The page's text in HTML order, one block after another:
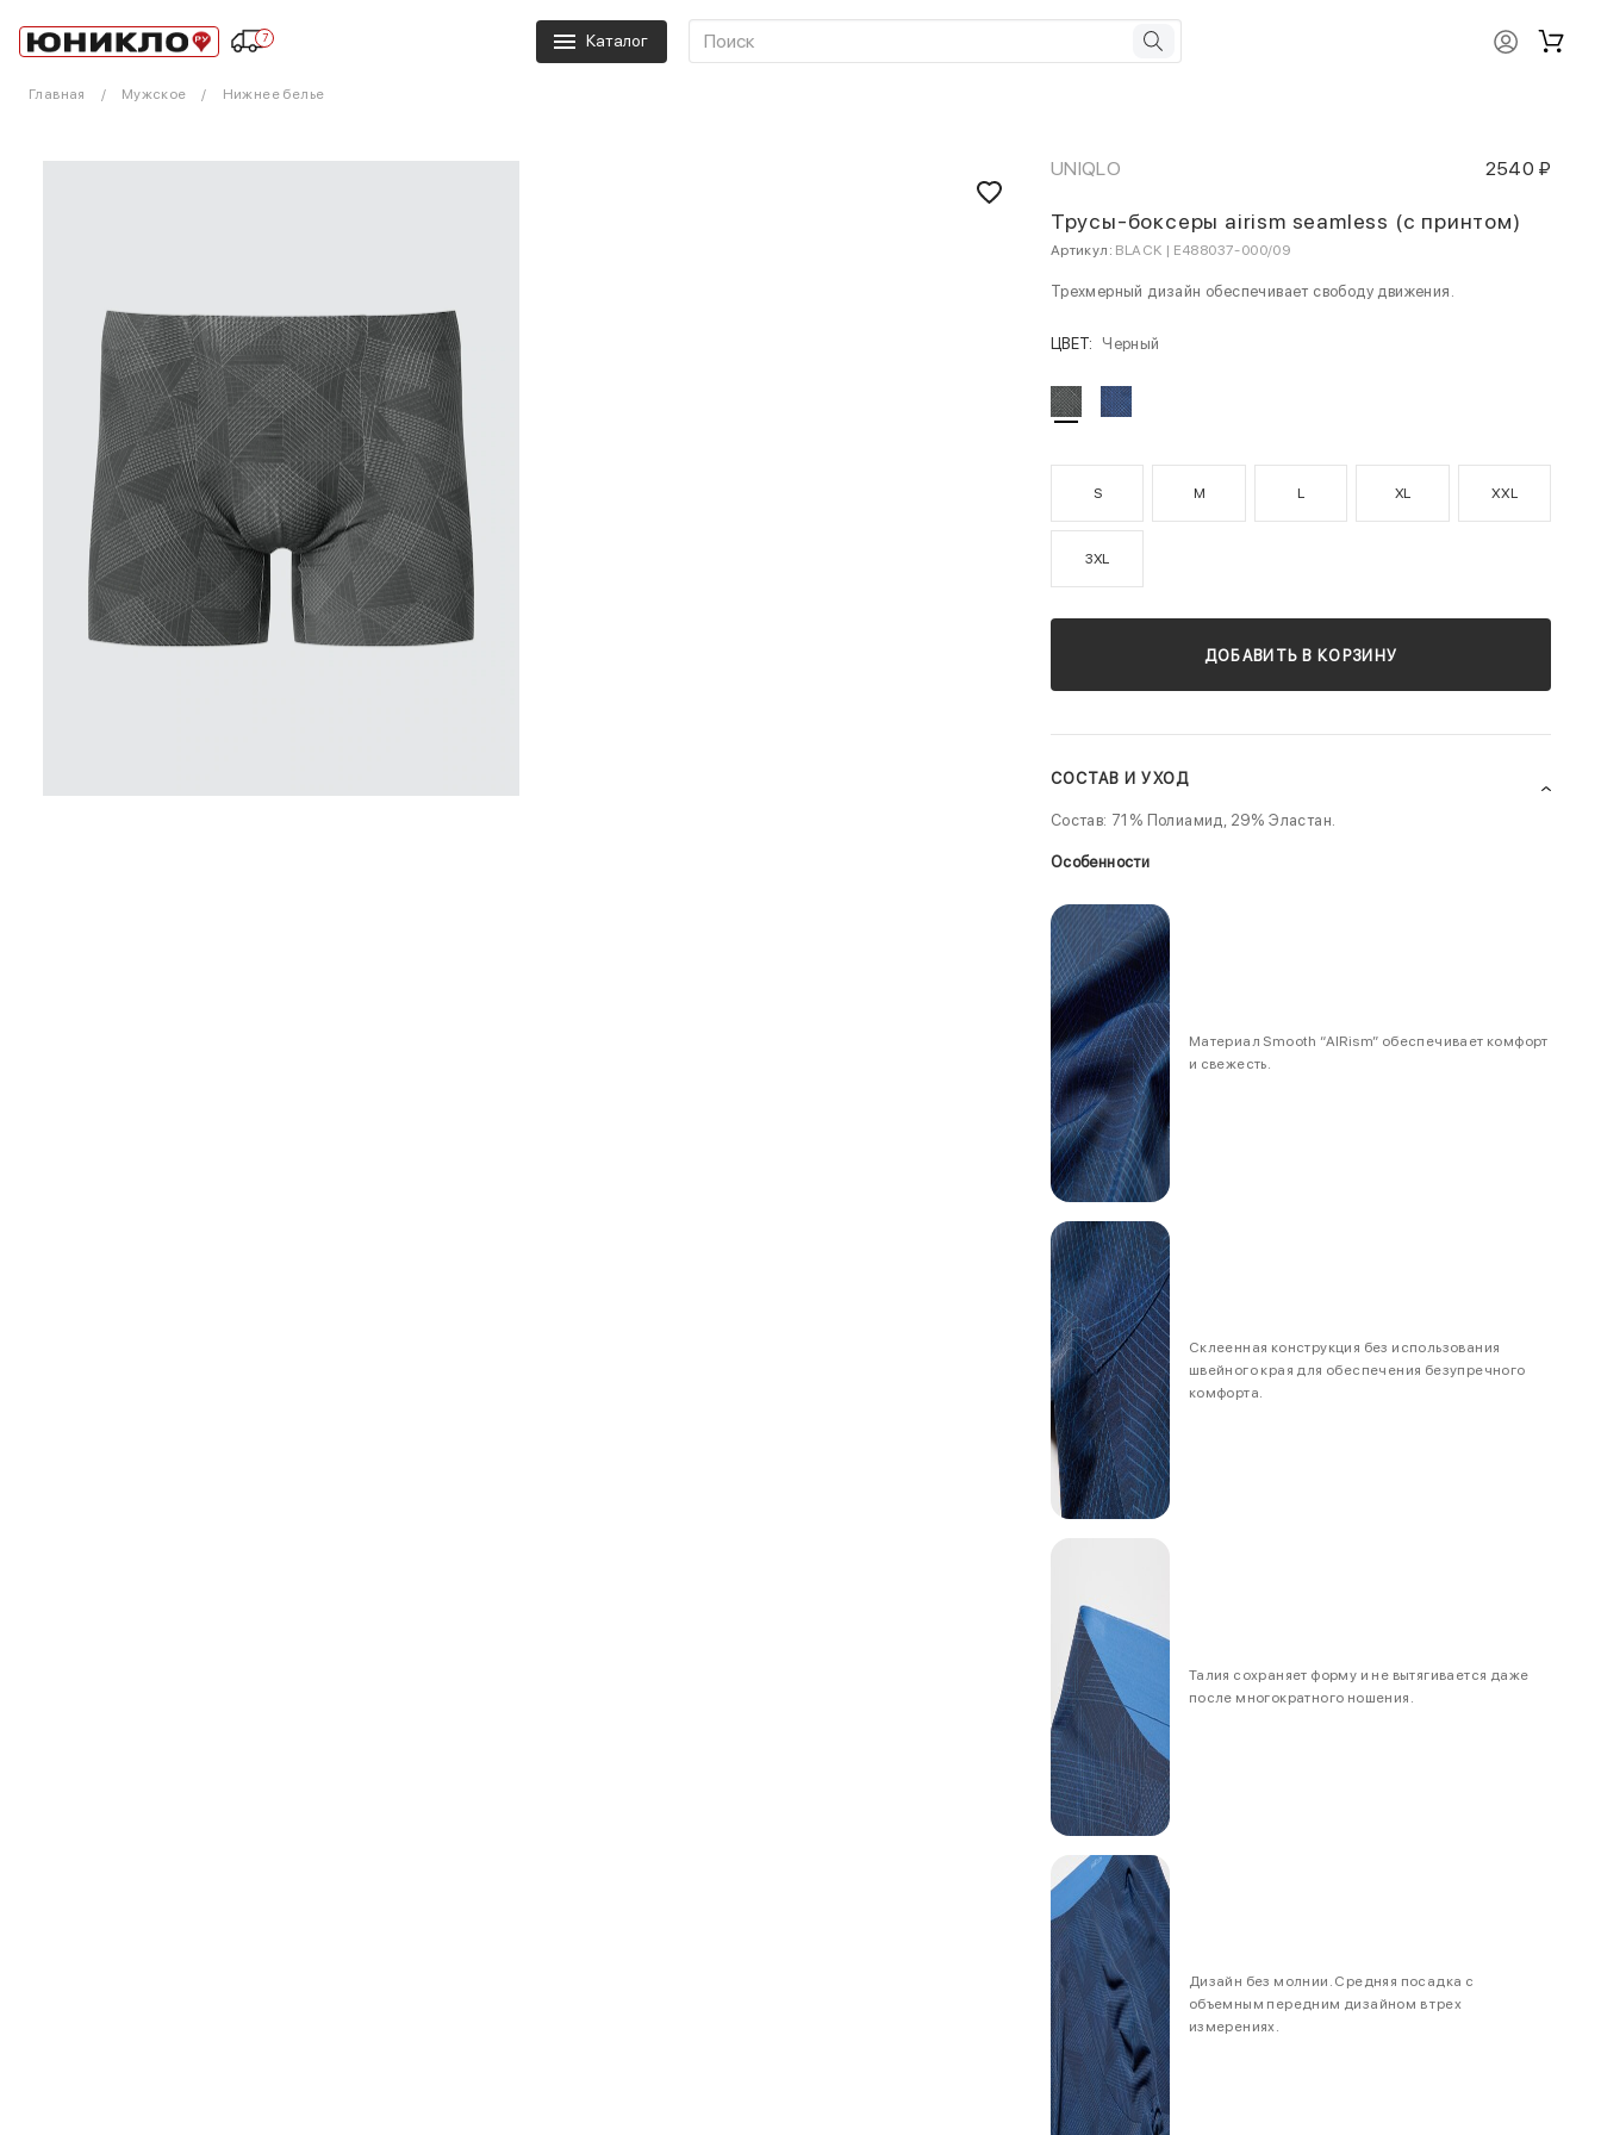
7 Каталог
Главная Мужское Нижнее белье
UNIQLO 2540 ₽
Трусы-боксеры airism seamless (с принтом)
Артикул: BLACK | E488037-000/09
Трехмерный дизайн обеспечивает свободу движения.
ЦВЕТ: Черный
S M L XL XXL
3XL
ДОБАВИТЬ В КОРЗИНУ
СОСТАВ И УХОД
Состав: 71% Полиамид, 29% Эластан.
Особенности
Материал Smooth “AIRism” обеспечивает комфорт
и свежесть.
Склеенная конструкция без использования
швейного края для обеспечения безупречного
комфорта.
Талия сохраняет форму и не вытягивается даже
после многократного ношения.
Дизайн без молнии. Средняя посадка с
объемным передним дизайном в трех
измерениях.